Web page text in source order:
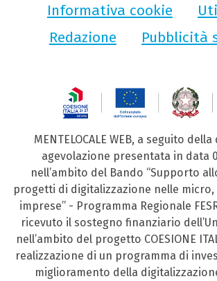
Informativa cookie
Redazione
Pubblicità
MENTELOCALE WEB, a seguito
agevolazione presentata in data
nell’ambito del Bando “Supporto
progetti di digitalizzazione nelle micro,
imprese” - Programma Regionale
ricevuto il sostegno finanziario
nell’ambito del progetto COESIONE
realizzazione di un programma di
miglioramento della